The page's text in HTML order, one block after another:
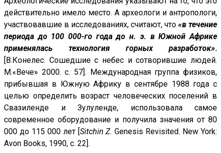
действительно имело место. А археологи и антропологи,
участвовавшие в исследованиях, считают, что «в течение
периода до 100 000-го года до н. э. в Южной Африке
применялась технология горных разработок».
[В.Конелес. Сошедшие с небес и сотворившие людей.
М.«Вече» 2000. с. 57]. Международная группа физиков,
прибывшая в Южную Африку в сентябре 1988 года с
целью определить возраст человеческих поселений в
Свазиленде и Зулуленде, использовала самое
современное оборудование и получила значения от 80
000 до 115 000 лет [ Sitchin Z.Genesis Revisited. New York:
Avon Books, 1990, с. 22].